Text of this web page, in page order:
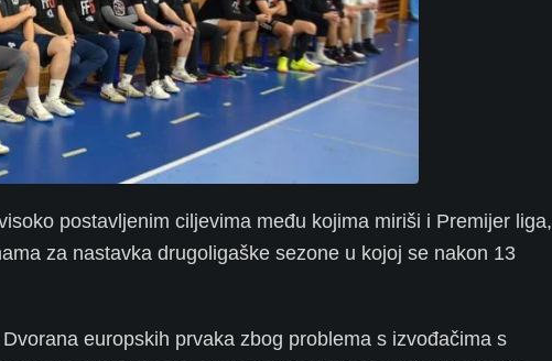
postavljenim ciljevima među kojima miriši i Premijer liga,
za nastavka drugoligaške sezone u kojoj se nakon 13
europskih prvaka zbog problema s izvođačima s